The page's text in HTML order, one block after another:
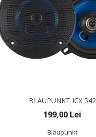
BLAUPUNKT ICX 542
199,00 Lei
Blaupunkt